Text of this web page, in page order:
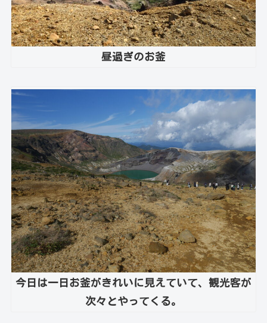
昼過ぎのお釜
今日は一日お釜がきれいに見えていて、観光客が
次々とやってくる。